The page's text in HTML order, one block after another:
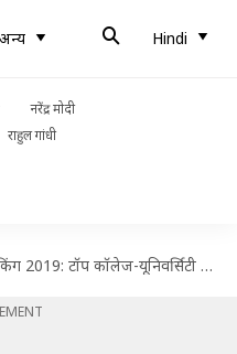
अन्य Hindi
नरेंद्र मोदी
राहुल गांधी
कॉलेज-यूनिवर्सिटी की लिस्ट जारी, IIT मद्रास ने मारी बाजी, जानें पूरी लिस्ट